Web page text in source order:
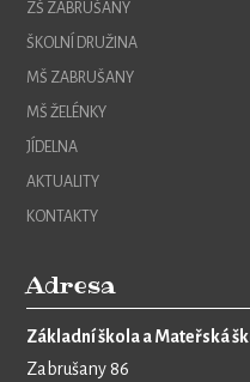
ZŠ ZABRUŠANY
ŠKOLNÍ DRUŽINA
MŠ ZABRUŠANY
MŠ ŽELÉNKY
JÍDELNA
AKTUALITY
KONTAKTY
Adresa
Základní škola a Mateřská
Zabrušany 86